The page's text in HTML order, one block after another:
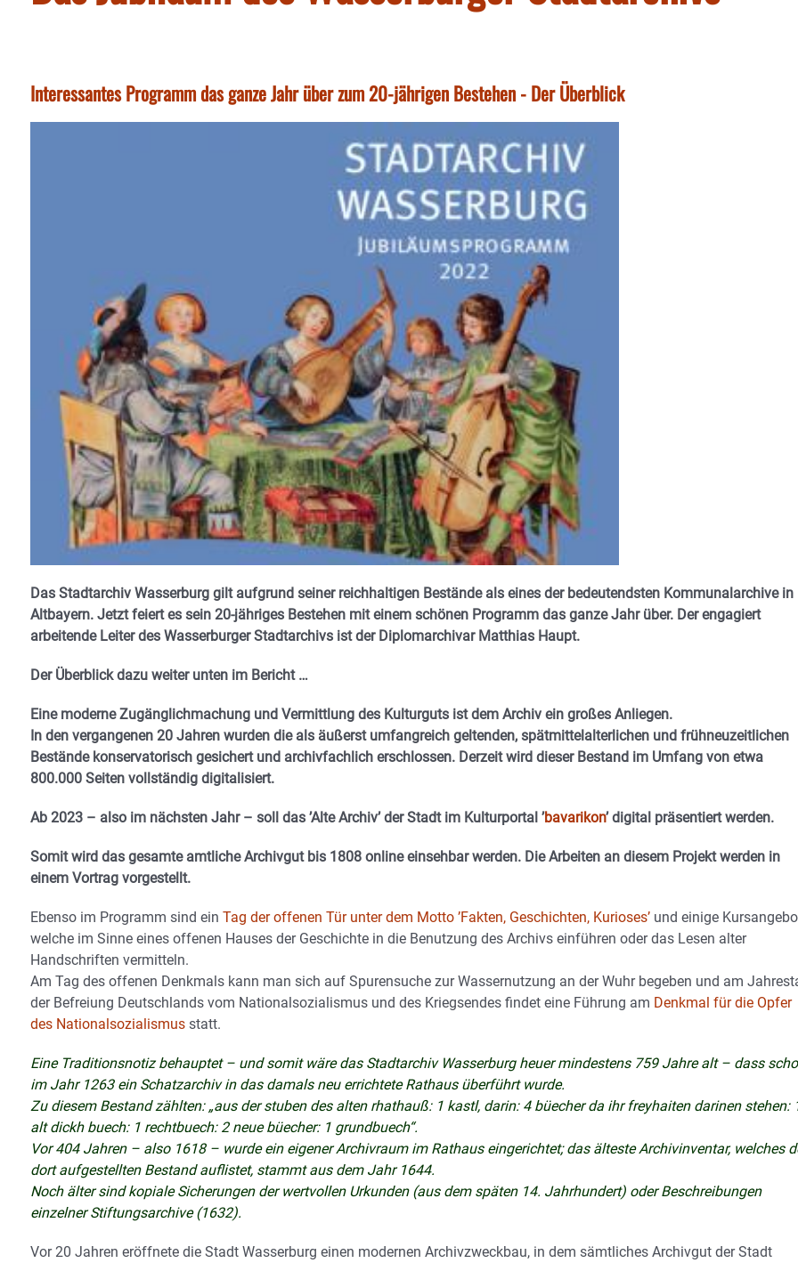
Interessantes Programm das ganze Jahr über zum 20-jährigen Bestehen - Der Überblick
Das Stadtarchiv Wasserburg gilt aufgrund seiner reichhaltigen Bestände als eines der bedeutendsten Kommunalarchive in
Altbayern. Jetzt feiert es sein 20-jähriges Bestehen mit einem schönen Programm das ganze Jahr über. Der engagiert
arbeitende Leiter des Wasserburger Stadtarchivs ist der Diplomarchivar Matthias Haupt.
Der Überblick dazu weiter unten im Bericht …
Eine moderne Zugänglichmachung und Vermittlung des Kulturguts ist dem Archiv ein großes Anliegen.
In den vergangenen 20 Jahren wurden die als äußerst umfangreich geltenden, spätmittelalterlichen und frühneuzeitlichen
Bestände konservatorisch gesichert und archivfachlich erschlossen. Derzeit wird dieser Bestand im Umfang von etwa
800.000 Seiten vollständig digitalisiert.
Ab 2023 – also im nächsten Jahr – soll das ’Alte Archiv’ der Stadt im Kulturportal ’bavarikon’ digital präsentiert werden.
Somit wird das gesamte amtliche Archivgut bis 1808 online einsehbar werden. Die Arbeiten an diesem Projekt werden in
einem Vortrag vorgestellt.
Ebenso im Programm sind ein Tag der offenen Tür unter dem Motto ’Fakten, Geschichten, Kurioses’ und einige
welche im Sinne eines offenen Hauses der Geschichte in die Benutzung des Archivs einführen oder das Lesen alter
Handschriften vermitteln.
Am Tag des offenen Denkmals kann man sich auf Spurensuche zur Wassernutzung an der Wuhr begeben und am
der Befreiung Deutschlands vom Nationalsozialismus und des Kriegsendes findet eine Führung am Denkmal für die Opfer
des Nationalsozialismus statt.
Eine Traditionsnotiz behauptet – und somit wäre das Stadtarchiv Wasserburg heuer mindestens 759 Jahre alt – dass
im Jahr 1263 ein Schatzarchiv in das damals neu errichtete Rathaus überführt wurde.
Zu diesem Bestand zählten: „aus der stuben des alten rhathauß: 1 kastl, darin: 4 büecher da ihr freyhaiten darinen stehen:
alt dickh buech: 1 rechtbuech: 2 neue büecher: 1 grundbuech“.
Vor 404 Jahren – also 1618 – wurde ein eigener Archivraum im Rathaus eingerichtet; das älteste Archivinventar, welches
dort aufgestellten Bestand auflistet, stammt aus dem Jahr 1644.
Noch älter sind kopiale Sicherungen der wertvollen Urkunden (aus dem späten 14. Jahrhundert) oder Beschreibungen
einzelner Stiftungsarchive (1632).
Vor 20 Jahren eröffnete die Stadt Wasserburg einen modernen Archivzweckbau, in dem sämtliches Archivgut der Stadt